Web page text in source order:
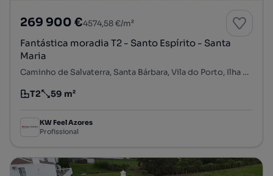
269 900 €4574,58 €/m²
Fantástica moradia T2 - Santo Espírito - Santa
Maria
Caminho de Salvaterra, Santa Bárbara, Vila do Porto, Ilha de Santa Maria
Tipologia
T2
Preço por metro quadrado
59 m²
KW Feel Azores
Profissional